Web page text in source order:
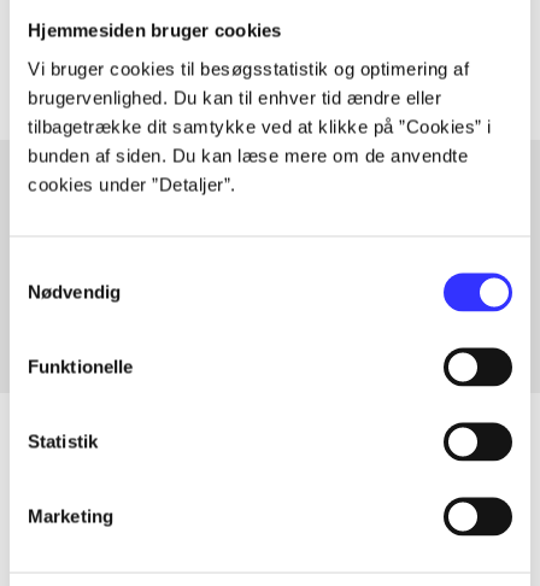
Hjemmesiden bruger cookies
Vi bruger cookies til besøgsstatistik og optimering af
brugervenlighed. Du kan til enhver tid ændre eller
tilbagetrække dit samtykke ved at klikke på ”Cookies” i
bunden af siden. Du kan læse mere om de anvendte
cookies under ”Detaljer”.
Nødvendig
Funktionelle
Statistik
Marketing
Artiklerne i handler ofte om
Artikler